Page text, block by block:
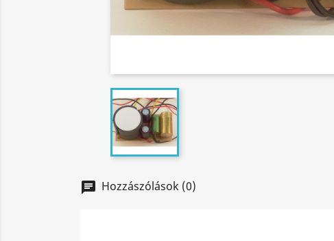
chat Hozzászólások (0)